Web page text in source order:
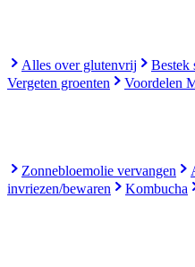
Alles over glutenvrij Bestek
Vergeten groenten
Voordelen
Zonnebloemolie vervangen
invriezen/bewaren
Kombucha